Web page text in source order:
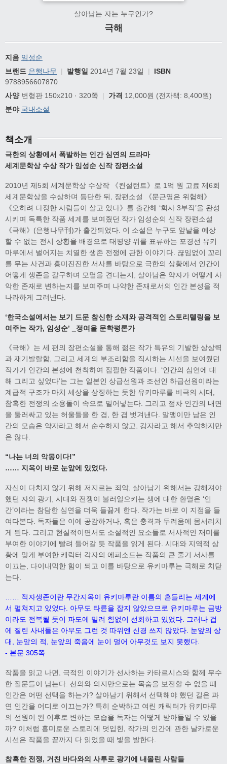
살아남는 자는 누구인가?
극해
지음 임성순
브랜드 은행나무 | 발행일 2014년 7월 23일 |
ISBN
9788956607870
사양변형판 150x210 · 320쪽 | 가격 12,000원 (전자책: 8,400원)
분야 국내소설
책소개
극한의 상황에서 폭발하는 인간 심연의 드라마
세계문학상 수상 작가 임성순 신작 장편소설
2010년 제5회 세계문학상 수상작 《컨설턴트》로 1억 원 고료 제6회
세계문학상을 수상하며 등단한 뒤, 장편소설 《문근영은 위험해》
《오히려 다정한 사람들이 살고 있다》를 출간해 ‘회사 3부작’을 완성
시키며 독특한 작품 세계를 보여줬던 작가 임성순의 신작 장편소설
《극해》(은행나무刊)가 출간되었다. 이 소설은 누구도 앞날을 예상
할 수 없는 전시 상황을 배경으로 태평양 위를 표류하는 포경선 유키
마루에서 벌어지는 치열한 생존 전쟁에 관한 이야기다. 끊임없이 꼬리
를 무는 사건과 흥미진진한 서사를 바탕으로 극한의 상황에서 인간이
어떻게 생존을 갈구하며 모멸을 견디는지, 살아남은 약자가 어떻게 사
악한 존재로 변하는지를 보여주며 나약한 존재로서의 인간 본성을 적
나라하게 그려낸다.
‘한국소설에서는 보기 드문 참신한 소재와 공격적인 스토리텔링을 보
여주는 작가, 임성순’ _정여울 문학평론가
《극해》는 세 편의 장편소설을 통해 젊은 작가 특유의 기발한 상상력
과 재기발랄함, 그리고 세계의 부조리함을 직시하는 시선을 보여줬던
작가가 인간의 본성에 천착하여 집필한 작품이다. ‘인간의 심연에 대
해 그리고 싶었다’는 그는 일본인 상급선원과 조선인 하급선원이라는
계급적 구조가 마치 세상을 상징하는 듯한 유키마루를 비극의 시대,
참혹한 전쟁의 소용돌이 속으로 밀어넣는다. 그리고 점차 인간의 내면
을 둘러싸고 있는 허울들을 한 겹, 한 겹 벗겨낸다. 알맹이만 남은 인
간의 모습은 약자라고 해서 순수하지 않고, 강자라고 해서 추악하지만
은 않다.
“나는 너의 악몽이다!”
…… 지옥이 바로 눈앞에 있었다.
자신이 다치지 않기 위해 저지르는 죄악, 살아남기 위해서는 강해져야
했던 자의 광기, 시대와 전쟁이 불러일으키는 생에 대한 환멸은 ‘인
간’이라는 참담한 심연을 더욱 들끓게 한다. 작가는 바로 이 지점을 들
여다본다. 독자들은 이에 공감하거나, 혹은 충격과 두려움에 몸서리치
게 된다. 그리고 현실적이면서도 소설적인 요소들로 서사적인 재미를
부여한 이야기에 빨려 들어갈 듯 작품을 읽게 된다. 시대와 지역적 상
황에 맞게 부여한 캐릭터 각자의 에피소드는 작품의 큰 줄기 서사를
이끄는, 다이내믹한 힘이 되고 이를 바탕으로 유키마루는 극해로 치닫
는다.
…… 적자생존이란 무간지옥이 유키마루란 이름의 흔들리는 세계에
서 펼쳐지고 있었다. 아무도 타륜을 잡지 않았으므로 유키마루는 금방
이라도 전복될 듯이 파도에 밀려 힘없이 선회하고 있었다. 그러나 겁
에 질린 사내들은 아무도 그런 것 따위엔 신경 쓰지 않았다. 눈앞의 상
대, 눈앞의 적, 눈앞의 죽음에 눈이 멀어 아무것도 보지 못했다.
- 본문 305쪽
작품을 읽고 나면, 극적인 이야기가 선사하는 카타르시스와 함께 무수
한 질문들이 남는다. 선의와 의지만으로는 목숨을 보전할 수 없을 때
인간은 어떤 선택을 하는가? 살아남기 위해서 선택해야 했던 길은 과
연 인간을 어디로 이끄는가? 특히 순박하고 여린 캐릭터가 유키마루
의 선원이 된 이후로 변하는 모습을 독자는 어떻게 받아들일 수 있을
까? 이처럼 흥미로운 스토리에 덧입힌, 작가의 인간에 관한 날카로운
시선은 작품을 끝까지 다 읽었을 때 빛을 발한다.
참혹한 전쟁, 거친 바다와의 사투로 광기에 내몰린 사람들